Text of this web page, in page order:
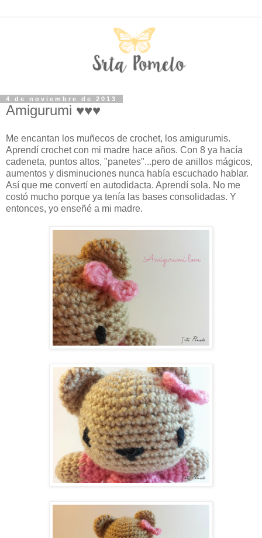
4 de noviembre de 2013
Amigurumi ♥♥♥
Me encantan los muñecos de crochet, los amigurumis.
Aprendí crochet con mi madre hace años. Con 8 ya hacía
cadeneta, puntos altos, "panetes"...pero de anillos mágicos,
aumentos y disminuciones nunca había escuchado hablar.
Así que me convertí en autodidacta. Aprendí sola. No me
costó mucho porque ya tenía las bases consolidadas. Y
entonces, yo enseñé a mi madre.